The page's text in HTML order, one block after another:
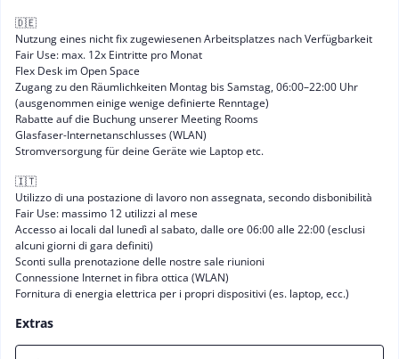
🇩🇪
Nutzung eines nicht fix zugewiesenen Arbeitsplatzes nach Verfügbarkeit
Fair Use: max. 12x Eintritte pro Monat
Flex Desk im Open Space
Zugang zu den Räumlichkeiten Montag bis Samstag, 06:00–22:00 Uhr
(ausgenommen einige wenige definierte Renntage)
Rabatte auf die Buchung unserer Meeting Rooms
Glasfaser-Internetanschlusses (WLAN)
Stromversorgung für deine Geräte wie Laptop etc.
🇮🇹
Utilizzo di una postazione di lavoro non assegnata, secondo disbonibilità
Fair Use: massimo 12 utilizzi al mese
Accesso ai locali dal lunedì al sabato, dalle ore 06:00 alle 22:00 (esclusi
alcuni giorni di gara definiti)
Sconti sulla prenotazione delle nostre sale riunioni
Connessione Internet in fibra ottica (WLAN)
Fornitura di energia elettrica per i propri dispositivi (es. laptop, ecc.)
Extras